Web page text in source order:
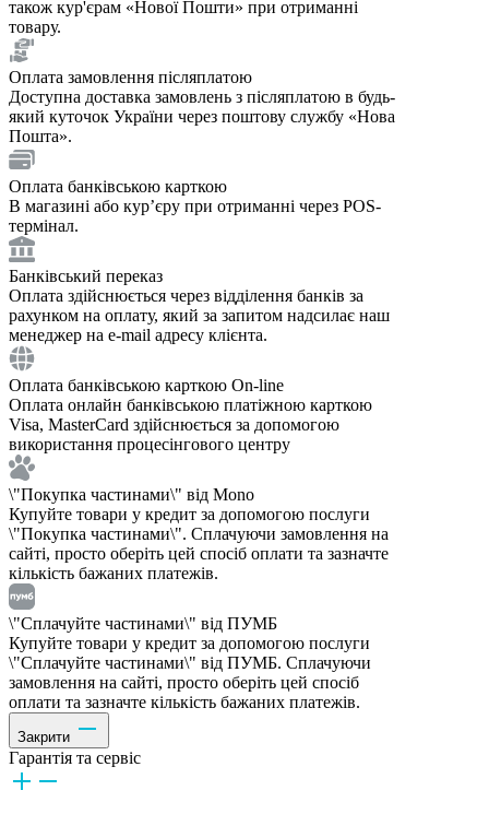
також кур'єрам «Нової Пошти» при отриманні
товару.
Оплата замовлення післяплатою
Доступна доставка замовлень з післяплатою в будь-
який куточок України через поштову службу «Нова
Пошта».
Оплата банківською карткою
В магазині або курʼєру при отриманні через POS-
термінал.
Банківський переказ
Оплата здійснюється через відділення банків за
рахунком на оплату, який за запитом надсилає наш
менеджер на e-mail адресу клієнта.
Оплата банківською карткою On-line
Оплата онлайн банківською платіжною карткою
Visa, MasterCard здійснюється за допомогою
використання процесінгового центру
\"Покупка частинами\" від Mono
Купуйте товари у кредит за допомогою послуги
\"Покупка частинами\". Сплачуючи замовлення на
сайті, просто оберіть цей спосіб оплати та зазначте
кількість бажаних платежів.
\"Сплачуйте частинами\" від ПУМБ
Купуйте товари у кредит за допомогою послуги
\"Сплачуйте частинами\" від ПУМБ. Сплачуючи
замовлення на сайті, просто оберіть цей спосіб
оплати та зазначте кількість бажаних платежів.
Закрити
Гарантія та сервіс